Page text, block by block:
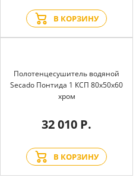
В КОРЗИНУ
Полотенцесушитель водяной
Secado Понтида 1 КСП 80x50x60
хром
32 010 Р.
В КОРЗИНУ